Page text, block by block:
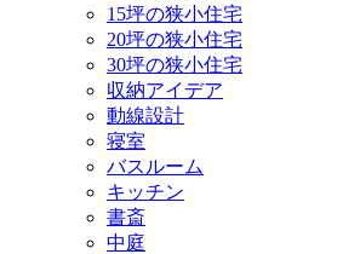
15坪の狭小住宅
20坪の狭小住宅
30坪の狭小住宅
収納アイデア
動線設計
寝室
バスルーム
キッチン
書斎
中庭